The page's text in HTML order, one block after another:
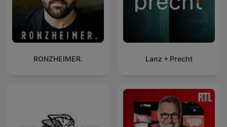
RONZHEIMER. Lanz + Precht